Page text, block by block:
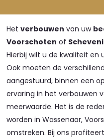
Hetverbouwen van uw
Voorschoten of
Hierbij wilt u de kwaliteit
Ook moeten de
aangestuurd, binnen een
ervaring in het verbouwen
meerwaarde. Het is de
worden in Wassenaar,
omstreken. Bij ons